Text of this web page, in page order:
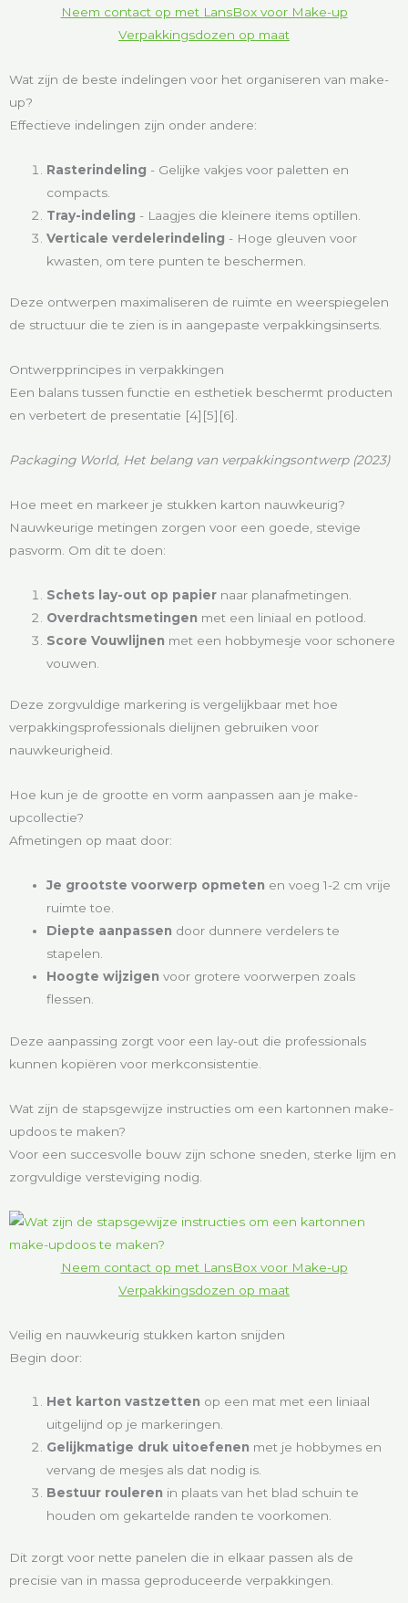
Neem contact op met LansBox voor Make-up
Verpakkingsdozen op maat
Wat zijn de beste indelingen voor het organiseren van make-
up?
Effectieve indelingen zijn onder andere:
Rasterindeling - Gelijke vakjes voor paletten en
compacts.
Tray-indeling - Laagjes die kleinere items optillen.
Verticale verdelerindeling - Hoge gleuven voor
kwasten, om tere punten te beschermen.
Deze ontwerpen maximaliseren de ruimte en weerspiegelen
de structuur die te zien is in aangepaste verpakkingsinserts.
Ontwerpprincipes in verpakkingen
Een balans tussen functie en esthetiek beschermt producten
en verbetert de presentatie [4][5][6].
Packaging World, Het belang van verpakkingsontwerp (2023)
Hoe meet en markeer je stukken karton nauwkeurig?
Nauwkeurige metingen zorgen voor een goede, stevige
pasvorm. Om dit te doen:
Schets lay-out op papier naar planafmetingen.
Overdrachtsmetingen met een liniaal en potlood.
Score Vouwlijnen met een hobbymesje voor schonere
vouwen.
Deze zorgvuldige markering is vergelijkbaar met hoe
verpakkingsprofessionals dielijnen gebruiken voor
nauwkeurigheid.
Hoe kun je de grootte en vorm aanpassen aan je make-
upcollectie?
Afmetingen op maat door:
Je grootste voorwerp opmeten en voeg 1-2 cm vrije
ruimte toe.
Diepte aanpassen door dunnere verdelers te
stapelen.
Hoogte wijzigen voor grotere voorwerpen zoals
flessen.
Deze aanpassing zorgt voor een lay-out die professionals
kunnen kopiëren voor merkconsistentie.
Wat zijn de stapsgewijze instructies om een kartonnen make-
updoos te maken?
Voor een succesvolle bouw zijn schone sneden, sterke lijm en
zorgvuldige versteviging nodig.
Neem contact op met LansBox voor Make-up
Verpakkingsdozen op maat
Veilig en nauwkeurig stukken karton snijden
Begin door:
Het karton vastzetten op een mat met een liniaal
uitgelijnd op je markeringen.
Gelijkmatige druk uitoefenen met je hobbymes en
vervang de mesjes als dat nodig is.
Bestuur rouleren in plaats van het blad schuin te
houden om gekartelde randen te voorkomen.
Dit zorgt voor nette panelen die in elkaar passen als de
precisie van in massa geproduceerde verpakkingen.